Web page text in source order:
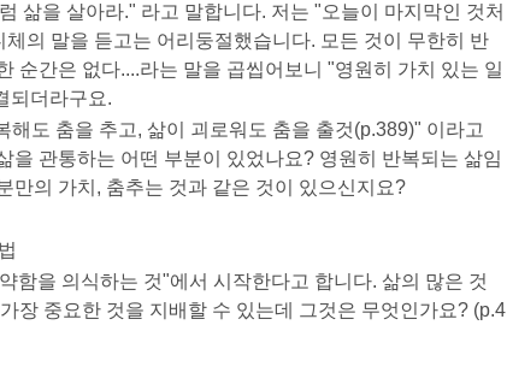
삶을 살아라." 라고 말합니다. 저는 "오늘이 마지막인 것처
의 말을 듣고는 어리둥절했습니다. 모든 것이 무한히 반
순간은 없다....라는 말을 곱씹어보니 "영원히 가치 있는 일
되더라구요.
해도 춤을 추고, 삶이 괴로워도 춤을 출것(p.389)" 이라고
을 관통하는 어떤 부분이 있었나요? 영원히 반복되는 삶임
만의 가치, 춤추는 것과 같은 것이 있으신지요?
함을 의식하는 것"에서 시작한다고 합니다. 삶의 많은 것
장 중요한 것을 지배할 수 있는데 그것은 무엇인가요? (p.4